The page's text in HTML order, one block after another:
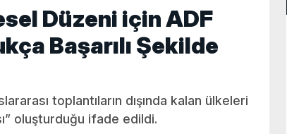
Düzeni için ADF
Başarılı Şekilde
toplantıların dışında kalan ülkeleri
oluşturduğu ifade edildi.